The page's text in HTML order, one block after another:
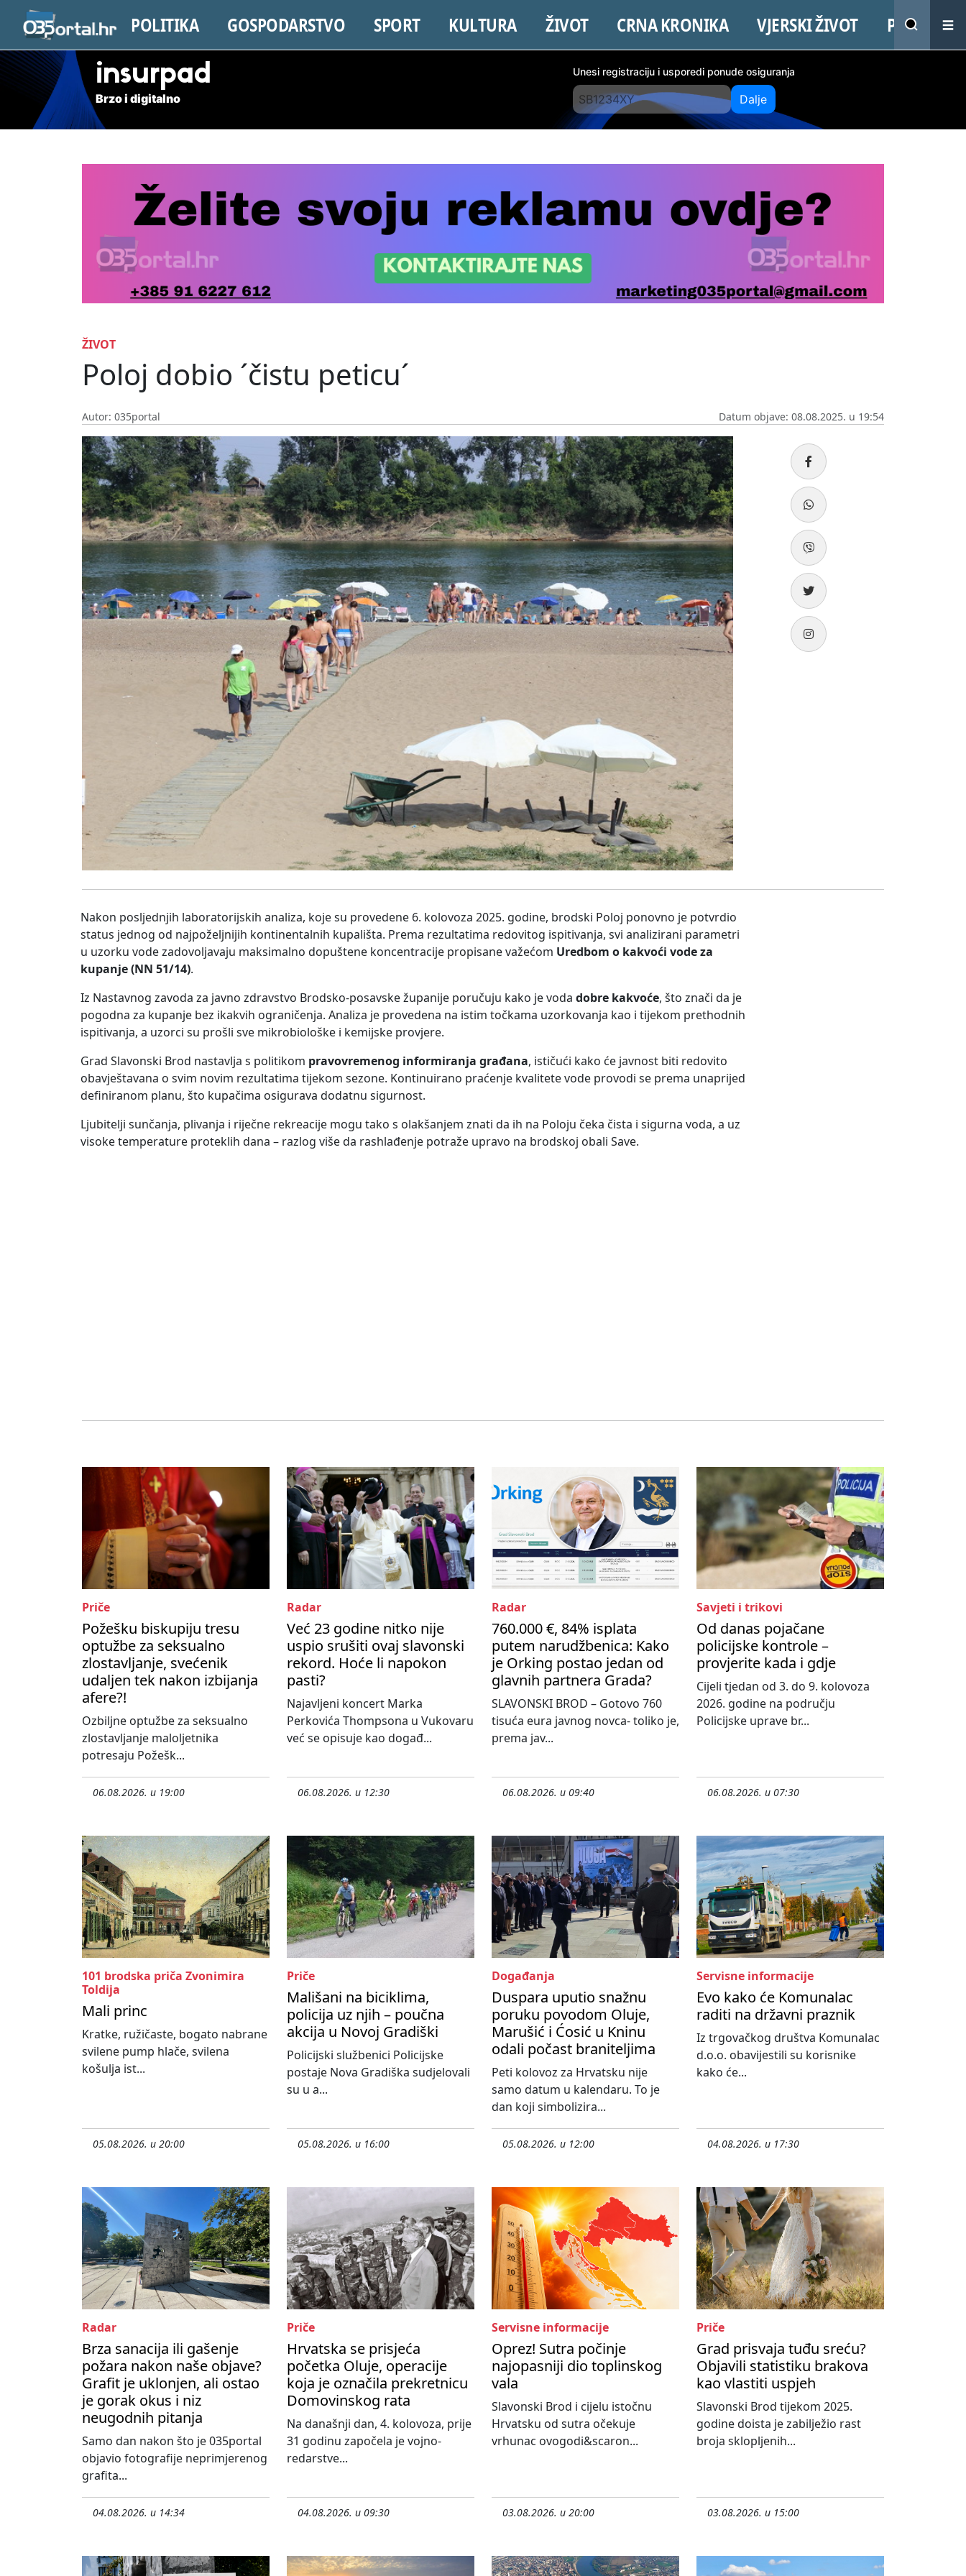
POLITIKA GOSPODARSTVO SPORT KULTURA ŽIVOT CRNA KRONIKA VJERSKI ŽIVOT PROMO
insurpad
Brzo i digitalno
Unesi registraciju i usporedi ponude osiguranja
Dalje
ŽIVOT
Poloj dobio ´čistu peticu´
Autor: 035portal Datum objave: 08.08.2025. u 19:54
Nakon posljednjih laboratorijskih analiza, koje su provedene 6. kolovoza 2025. godine, brodski Poloj ponovno je potvrdio
status jednog od najpoželjnijih kontinentalnih kupališta. Prema rezultatima redovitog ispitivanja, svi analizirani parametri
u uzorku vode zadovoljavaju maksimalno dopuštene koncentracije propisane važećom Uredbom o kakvoći vode za
kupanje (NN 51/14).
Iz Nastavnog zavoda za javno zdravstvo Brodsko-posavske županije poručuju kako je voda dobre kakvoće, što znači da je
pogodna za kupanje bez ikakvih ograničenja. Analiza je provedena na istim točkama uzorkovanja kao i tijekom prethodnih
ispitivanja, a uzorci su prošli sve mikrobiološke i kemijske provjere.
Grad Slavonski Brod nastavlja s politikom pravovremenog informiranja građana, ističući kako će javnost biti redovito
obavještavana o svim novim rezultatima tijekom sezone. Kontinuirano praćenje kvalitete vode provodi se prema unaprijed
definiranom planu, što kupačima osigurava dodatnu sigurnost.
Ljubitelji sunčanja, plivanja i riječne rekreacije mogu tako s olakšanjem znati da ih na Poloju čeka čista i sigurna voda, a uz
visoke temperature proteklih dana – razlog više da rashlađenje potraže upravo na brodskoj obali Save.
Priče
Požešku biskupiju tresu
optužbe za seksualno
zlostavljanje, svećenik
udaljen tek nakon izbijanja
afere?!
Ozbiljne optužbe za seksualno
zlostavljanje maloljetnika
potresaju Požešk...
06.08.2026. u 19:00
Radar
Već 23 godine nitko nije
uspio srušiti ovaj slavonski
rekord. Hoće li napokon
pasti?
Najavljeni koncert Marka
Perkovića Thompsona u Vukovaru
već se opisuje kao događ...
06.08.2026. u 12:30
Radar
760.000 €, 84% isplata
putem narudžbenica: Kako
je Orking postao jedan od
glavnih partnera Grada?
SLAVONSKI BROD – Gotovo 760
tisuća eura javnog novca- toliko je,
prema jav...
06.08.2026. u 09:40
Savjeti i trikovi
Od danas pojačane
policijske kontrole –
provjerite kada i gdje
Cijeli tjedan od 3. do 9. kolovoza
2026. godine na području
Policijske uprave br...
06.08.2026. u 07:30
101 brodska priča Zvonimira
Toldija
Mali princ
Kratke, ružičaste, bogato nabrane
svilene pump hlače, svilena
košulja ist...
05.08.2026. u 20:00
Priče
Mališani na biciklima,
policija uz njih – poučna
akcija u Novoj Gradiški
Policijski službenici Policijske
postaje Nova Gradiška sudjelovali
su u a...
05.08.2026. u 16:00
Događanja
Duspara uputio snažnu
poruku povodom Oluje,
Marušić i Ćosić u Kninu
odali počast braniteljima
Peti kolovoz za Hrvatsku nije
samo datum u kalendaru. To je
dan koji simbolizira...
05.08.2026. u 12:00
Servisne informacije
Evo kako će Komunalac
raditi na državni praznik
Iz trgovačkog društva Komunalac
d.o.o. obavijestili su korisnike
kako će...
04.08.2026. u 17:30
Radar
Brza sanacija ili gašenje
požara nakon naše objave?
Grafit je uklonjen, ali ostao
je gorak okus i niz
neugodnih pitanja
Samo dan nakon što je 035portal
objavio fotografije neprimjerenog
grafita...
04.08.2026. u 14:34
Priče
Hrvatska se prisjeća
početka Oluje, operacije
koja je označila prekretnicu
Domovinskog rata
Na današnji dan, 4. kolovoza, prije
31 godinu započela je vojno-
redarstve...
04.08.2026. u 09:30
Servisne informacije
Oprez! Sutra počinje
najopasniji dio toplinskog
vala
Slavonski Brod i cijelu istočnu
Hrvatsku od sutra očekuje
vrhunac ovogodi&scaron...
03.08.2026. u 20:00
Priče
Grad prisvaja tuđu sreću?
Objavili statistiku brakova
kao vlastiti uspjeh
Slavonski Brod tijekom 2025.
godine doista je zabilježio rast
broja sklopljenih...
03.08.2026. u 15:00